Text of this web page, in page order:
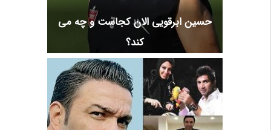
حسین ابرقویی الان کجاست و چه می
کند؟